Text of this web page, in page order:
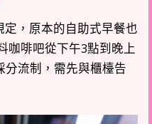
，原本的自助式早餐也
咖啡吧從下午3點到晚上
分流制，需先與櫃檯告